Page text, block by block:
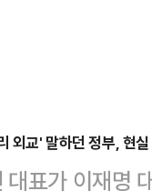
외교' 말하던 정부, 현
대표가 이재명